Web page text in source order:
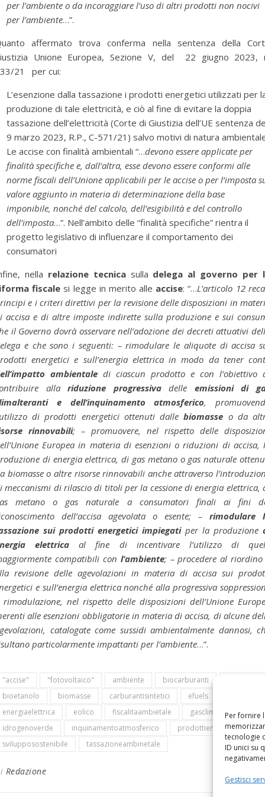
Per fornire
tecnologie
ID unici su
Gestisci
per l’ambiente o da incoraggiare l’uso di altri prodotti non nocivi
per l’ambiente…”.
affermato trova conferma nella sentenza della
Unione Europea, Sezione V, del 22 giugno 2023,
21 per cui:
L’esenzione dalla tassazione i prodotti energetici utilizzati per
produzione di tale elettricità, e ciò al fine di evitare la doppia
tassazione dell’elettricità (Corte di Giustizia dell’UE sentenza
9 marzo 2023, R.P., C-571/21) salvo motivi di natura
Le accise con finalità ambientali “…devono essere applicate per
finalità specifiche e, dall’altra, esse devono essere conformi alle
norme fiscali dell’Unione applicabili per le accise o per l’imposta
valore aggiunto in materia di determinazione della base
imponibile, nonché del calcolo, dell’esigibilità e del controllo
dell’imposta…”. Nell’ambito delle “finalità specifiche” rientra il
progetto legislativo di influenzare il comportamento dei
consumatori
nella relazione tecnicasulla delega al governo per
fiscale si legge in merito alle accise: “…L’articolo 12
e i criteri direttivi per la revisione delle disposizioni in
accisa e di altre imposte indirette sulla produzione e sui
il Governo dovrà osservare nell’adozione dei decreti attuativi
e che sono i seguenti: – rimodulare le aliquote di accisa
energetici e sull’energia elettrica in modo da tener
ambientale di ciascun prodotto e con l’obiettivo
allariduzione progressivadelle emissioni di
e dell’inquinamento atmosferico,
di prodotti energetici ottenuti dallebiomasse o da
rinnovabili; – promuovere, nel rispetto delle
Europea in materia di esenzioni o riduzioni di accisa,
di energia elettrica, di gas metano o gas naturale
biomasse o altre risorse rinnovabili anche attraverso
meccanismi di rilascio di titoli per la cessione di energia elettrica,
metano o gas naturale a consumatori finali ai fini
dell’accisa agevolata o esente; – rimodulare
sui prodotti energetici impiegati per la produzione
elettrica al fine di incentivare l’utilizzo di
compatibili con l’ambiente; – procedere al riordino
revisione delle agevolazioni in materia di accisa sui
e sull’energia elettrica nonché alla progressiva
rimodulazione, nel rispetto delle disposizioni dell’Unione
alle esenzioni obbligatorie in materia di accisa, di alcune
catalogate come sussidi ambientalmente dannosi,
particolarmente impattanti per l’ambiente…”.
"accise" "fotovoltaico" ambiente biocarburanti
bioetanolo
biomasse carburantisintetici
efuels
energiaelettrica
eolico fiscalitaambietale
gasclimalteranti
idrogenoverde
inquinamentoatmosferico
prodottienergetici
svilupposostenibile
tassazioneambinetale
Redazione